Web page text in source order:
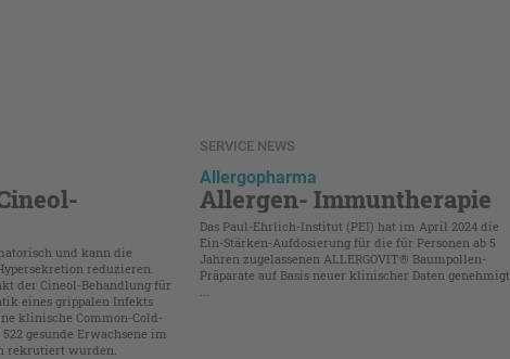
und kann die
reduzieren.
der Cineol-Behandlung für
eines grippalen Infekts
klinische Common-Cold-
gesunde Erwachsene im
rekrutiert wurden.
SERVICE NEWS
Allergopharma
Allergen- Immuntherapie
Das Paul-Ehrlich-Institut (PEI) hat im April 2024 die
Ein-Stärken-Aufdosierung für die für Personen ab 5
Jahren zugelassenen ALLERGOVIT® Baumpollen-
Präparate auf Basis neuer klinischer Daten genehmigt.